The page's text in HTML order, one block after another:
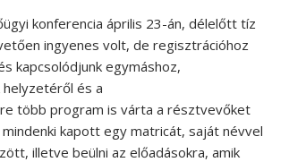
konferencia április 23-án, délelőtt tíz
ingyenes volt, de regisztrációhoz
kapcsolódjunk egymáshoz,
és a
több program is várta a résztvevőket
kapott egy matricát, saját névvel
illetve beülni az előadásokra, amik